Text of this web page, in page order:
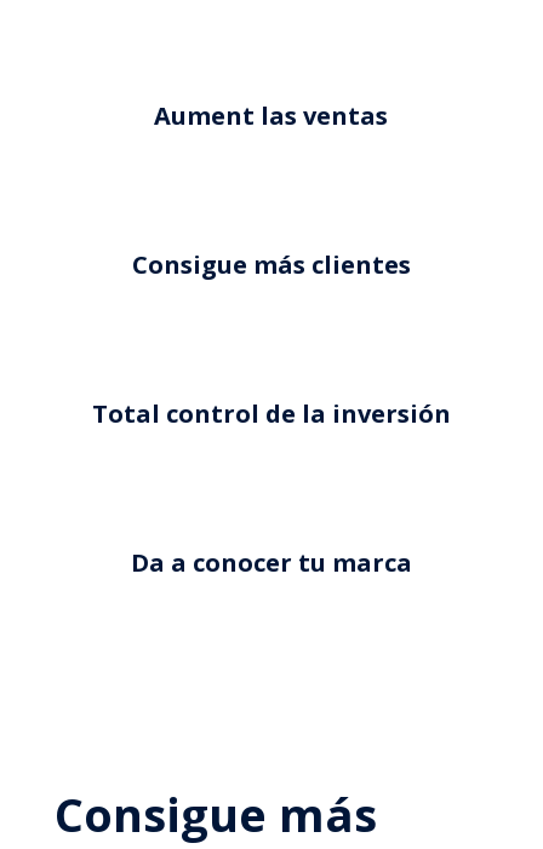
Aument las ventas
Consigue más clientes
Total control de la inversión
Da a conocer tu marca
Consigue más